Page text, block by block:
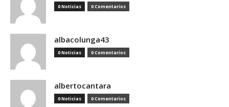
0 Noticias 0 Comentarios
albacolunga43
0 Noticias 0 Comentarios
albertocantara
0 Noticias 0 Comentarios